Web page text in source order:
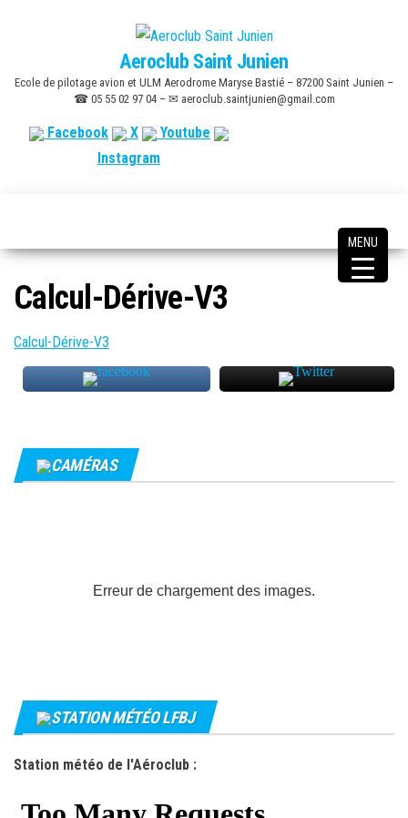
content
Aeroclub Saint Junien
Ecole de pilotage avion et ULM Aerodrome Maryse Bastié – 87200 Saint Junien –
☎ 05 55 02 97 04 – ✉ aeroclub.saintjunien@gmail.com
Facebook X
Youtube
Instagram
Calcul-Dérive-V3
Calcul-Dérive-V3
CAMÉRAS
Erreur de chargement des images.
STATION MÉTÉO LFBJ
Station météo de l'Aéroclub :
MENU